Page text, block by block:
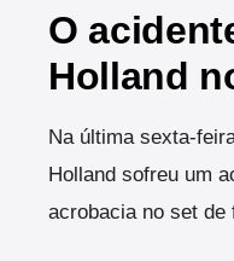
O
Holland
Na última sexta-
Holland sofreu um
acrobacia no set de